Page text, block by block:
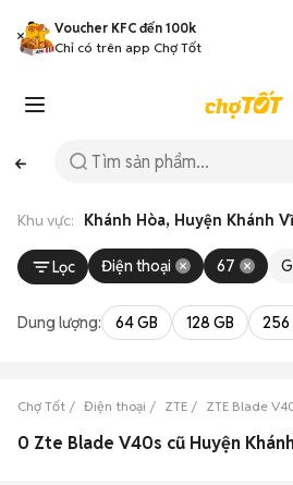
Voucher KFC đến 100k
Chỉ có trên app Chợ Tốt
Khu vực: Khánh Hòa, Huyện Khánh
Lọc Điện thoại 67
Dung lượng: 64 GB 128 GB 256
Chợ Tốt Điện thoại ZTE ZTE Blade